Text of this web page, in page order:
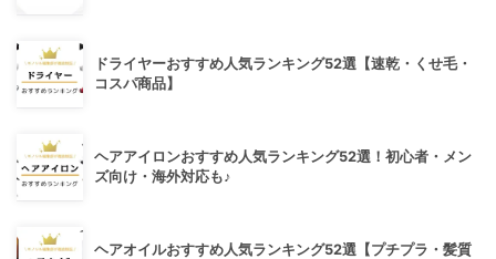
ドライヤーおすすめ人気ランキング52選【速乾・くせ毛・
コスパ商品】
ヘアアイロンおすすめ人気ランキング52選！初心者・メン
ズ向け・海外対応も♪
ヘアオイルおすすめ人気ランキング52選【プチプラ・髪質